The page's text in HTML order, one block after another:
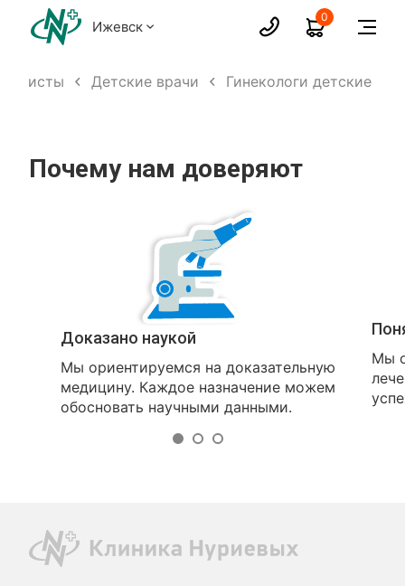
Ижевск
0
Детские врачи Гинекологи детские
Почему нам доверяют
Доказано наукой
Мы ориентируемся на доказательную
медицину. Каждое назначение можем
обосновать научными данными.
Мы